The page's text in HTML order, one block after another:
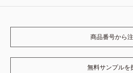
商品番号から
無料サンプルを